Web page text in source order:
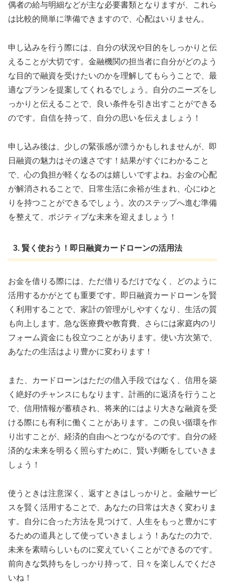
偶者の給与明細などが主な必要書類となりますが、これら
は比較的簡単に準備できますので、心配はいりません。
申し込みを行う際には、自分の状況や目的をしっかりと伝
えることが大切です。金融機関の担当者に自分がどのよう
な目的で融資を受けたいのかを理解してもらうことで、最
適なプランを提案してくれるでしょう。自分のニーズをし
っかりと伝えることで、良い条件を引き出すことができる
のです。自信を持って、自分の思いを伝えましょう！
申し込み後は、少しの緊張感が漂うかもしれませんが、即
日融資の魅力はその速さです！結果がすぐにわかること
で、心の負担が軽くなるのは嬉しいですよね。お金の心配
が解消されることで、日常生活に余裕が生まれ、心にゆと
りを持つことができるでしょう。次のステップへ進む準備
を整えて、ポジティブな未来を迎えましょう！
3. 賢く使おう！即日融資カードローンの活用法
お金を借りる際には、ただ借りるだけでなく、どのように
活用するかがとても重要です。即日融資カードローンを賢
く利用することで、家計の管理がしやすくなり、生活の質
も向上します。急な医療費や教育費、さらには家庭内のリ
フォーム資金にも役立つことがあります。使い方次第で、
あなたの生活はより豊かに変わります！
また、カードローンはただの借入手段ではなく、信用を築
く絶好のチャンスにもなります。計画的に返済を行うこと
で、信用情報が蓄積され、将来的にはより大きな融資を受
ける際にも有利に働くことがあります。この良い循環を作
り出すことが、経済的自由へとつながるのです。自分の経
済的な未来を明るく照らすために、賢い判断をしていきま
しょう！
使うときは注意深く、返すときはしっかりと。金融サービ
スを賢く活用することで、あなたの日常は大きく変わりま
す。自分に合った方法を見つけて、人生をもっと豊かにす
るための道具として使っていきましょう！あなたの力で、
未来を素晴らしいものに変えていくことができるのです。
前向きな気持ちをしっかり持って、日々を楽しんでくださ
いね！